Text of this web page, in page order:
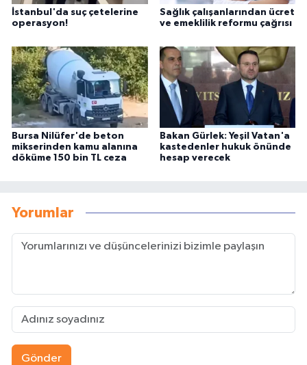
İstanbul'da suç çetelerine
operasyon!
Sağlık çalışanlarından ücret
ve emeklilik reformu çağrısı
Bursa Nilüfer'de beton
mikserinden kamu alanına
döküme 150 bin TL ceza
Bakan Gürlek: Yeşil Vatan'a
kastedenler hukuk önünde
hesap verecek
Yorumlar
Gönder